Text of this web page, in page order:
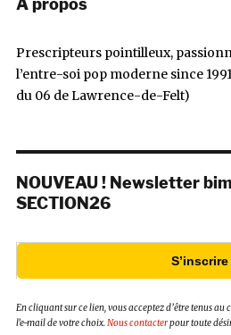
Prescripteurs pointilleux,
l’entre-soi pop moderne since
du 06 de Lawrence-de-Felt)
NOUVEAU ! Newsletter
SECTION26
S’inscrire
En cliquant sur ce lien, vous acceptez d’être tenus
l’e-mail de votre choix.Nous contacterpour toute